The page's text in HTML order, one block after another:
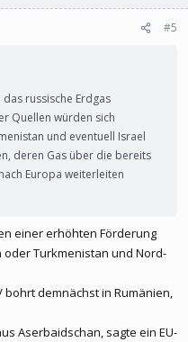
#5
russische Erdgas
Quellen würden sich
und eventuell Israel
deren Gas über die bereits
Europa weiterleiten
einer erhöhten Förderung
Turkmenistan und Nord-
bohrt demnächst in Rumänien,
Aserbaidschan, sagte ein EU-